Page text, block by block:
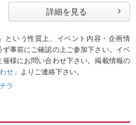
詳細を見る
という性質上、イベント内容・企画情
事前にご確認の上ご参加下さい。イベ
様にお問い合わせ下さい。掲載情報の
せ」 よりご連絡下さい。
ラ